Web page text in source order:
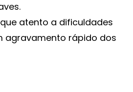
atento a dificuldades
agravamento rápido dos